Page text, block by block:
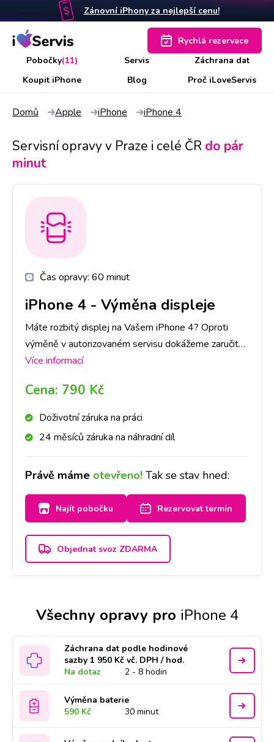
Zánovní iPhony za nejlepší cenu!
Pobočky(11) Servis
Záchrana dat
Koupit iPhone
Blog Proč iLoveServis
Rychlá rezervace
Domů Apple iPhone iPhone 4
Servisní opravy v Praze i celé ČR do pár
minut
Čas opravy: 60 minut
iPhone 4 - Výměna displeje
Máte rozbitý displej na Vašem iPhone 4? Oproti
výměně v autorizovaném servisu dokážeme zaručit
expresní provedení výměny a následnou záruku na
Více informací
Cena: 790 Kč
Doživotní záruka na práci
24 měsíců záruka na náhradní díl
Právě máme otevřeno! Tak se stav hned:
Najít pobočku Rezervovat termín
Objednat svoz ZDARMA
Všechny opravy pro iPhone 4
Záchrana dat podle hodinové
sazby 1 950 Kč vč. DPH / hod.
Na dotaz
2 - 8 hodin
Výměna baterie
590 Kč
30 minut